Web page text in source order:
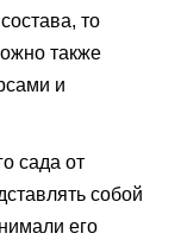
то
также
и
сада от
собой
его